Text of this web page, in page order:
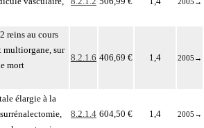
reins au cours
multiorgane, sur
mort
8.2.1.6 406,69 € 1,4 2005 →
élargie à la
8.2.1.4 604,50 € 1,4 2005 →